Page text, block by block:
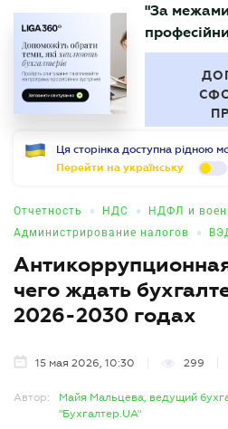
БУХГАЛТЕР
"За межами
Ця сторінка доступна рідною
Перейти на українську
Отчетность • НДС • НДФЛ и
Администрирование налогов •
чего ждать
2026-2030 годах
15 мая 2026, 10:30 299
Автор:
Майя Мальцева, ведущий
"Бухгалтер.UA"